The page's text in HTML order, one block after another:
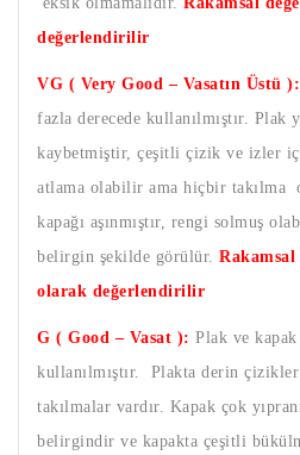
değerlendirilir
VG ( Very Good – Vasatın Üstü ):
fazla derecede kullanılmıştır. Plak
kaybetmiştir, çeşitli çizik ve izler
atlama olabilir ama hiçbir takılma
kapağı aşınmıştır, rengi solmuş
belirgin şekilde görülür. Rakamsal
olarak değerlendirilir
G ( Good – Vasat ): Plak ve kapak
kullanılmıştır. Plakta derin
takılmalar vardır. Kapak çok
belirgindir ve kapakta çeşitli